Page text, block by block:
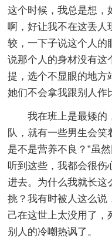
这个时候，我总是想，
啊，好让我不在这丢人
较，一下子说这个人的
说那个人的身材没有这
提，选个不显眼的地方
她们不会拿我跟别人作
我在班上是最矮的
队，就有一些男生会笑
是不是营养不良？”虽
听到这些，我都会很伤
进去。为什么我就长这
挑？我有时被人这么说
己在这世上太没用了，
别人的冷嘲热讽了。